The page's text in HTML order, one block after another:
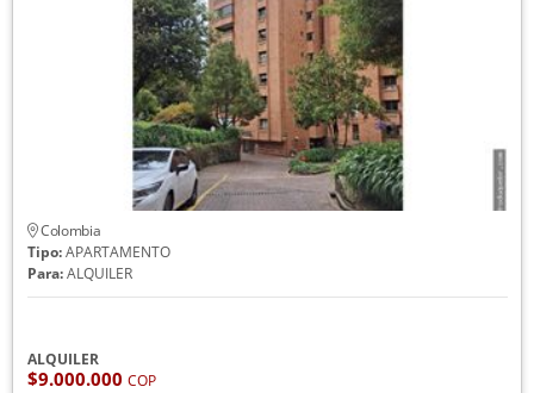
Colombia
Tipo:APARTAMENTO
Para:ALQUILER
ALQUILER
$9.000.000 COP